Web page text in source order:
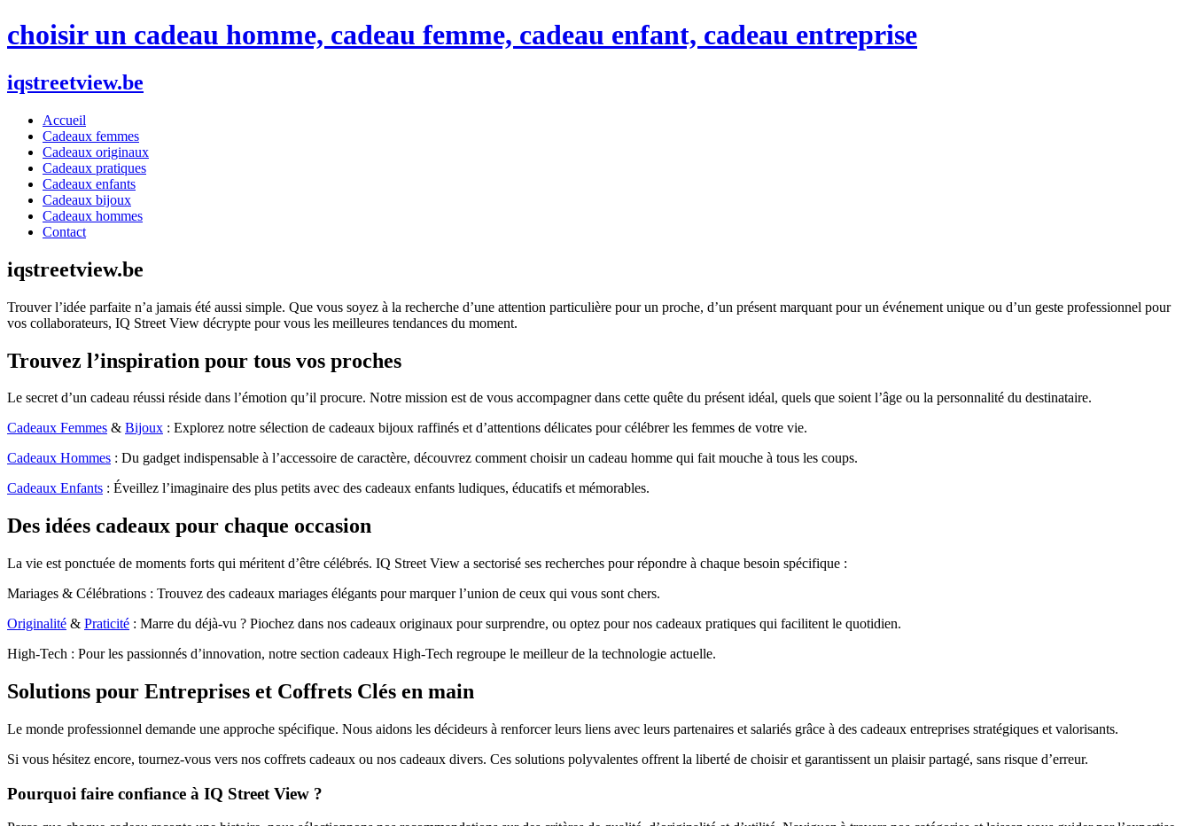
choisir un cadeau homme, cadeau femme, cadeau enfant, cadeau entreprise
iqstreetview.be
Accueil
Cadeaux femmes
Cadeaux originaux
Cadeaux pratiques
Cadeaux enfants
Cadeaux bijoux
Cadeaux hommes
Contact
iqstreetview.be
Trouver l’idée parfaite n’a jamais été aussi simple. Que vous soyez à la recherche d’une attention particulière pour un proche, d’un présent marquant pour un événement unique ou d’un geste professionnel pour
vos collaborateurs, IQ Street View décrypte pour vous les meilleures tendances du moment.
Trouvez l’inspiration pour tous vos proches
Le secret d’un cadeau réussi réside dans l’émotion qu’il procure. Notre mission est de vous accompagner dans cette quête du présent idéal, quels que soient l’âge ou la personnalité du destinataire.
Cadeaux Femmes & Bijoux : Explorez notre sélection de cadeaux bijoux raffinés et d’attentions délicates pour célébrer les femmes de votre vie.
Cadeaux Hommes : Du gadget indispensable à l’accessoire de caractère, découvrez comment choisir un cadeau homme qui fait mouche à tous les coups.
Cadeaux Enfants : Éveillez l’imaginaire des plus petits avec des cadeaux enfants ludiques, éducatifs et mémorables.
Des idées cadeaux pour chaque occasion
La vie est ponctuée de moments forts qui méritent d’être célébrés. IQ Street View a sectorisé ses recherches pour répondre à chaque besoin spécifique :
Mariages & Célébrations : Trouvez des cadeaux mariages élégants pour marquer l’union de ceux qui vous sont chers.
Originalité & Praticité : Marre du déjà-vu ? Piochez dans nos cadeaux originaux pour surprendre, ou optez pour nos cadeaux pratiques qui facilitent le quotidien.
High-Tech : Pour les passionnés d’innovation, notre section cadeaux High-Tech regroupe le meilleur de la technologie actuelle.
Solutions pour Entreprises et Coffrets Clés en main
Le monde professionnel demande une approche spécifique. Nous aidons les décideurs à renforcer leurs liens avec leurs partenaires et salariés grâce à des cadeaux entreprises stratégiques et valorisants.
Si vous hésitez encore, tournez-vous vers nos coffrets cadeaux ou nos cadeaux divers. Ces solutions polyvalentes offrent la liberté de choisir et garantissent un plaisir partagé, sans risque d’erreur.
Pourquoi faire confiance à IQ Street View ?